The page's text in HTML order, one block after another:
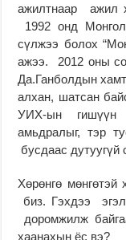
ажилтнаар ажил
1992 онд
сүлжээ болох
ажээ. 2012 оны
Да.Ганболдын
алхан, шатсан
УИХ-ын гишүүн
амьдралыг, тэр
бусдаас дутуугүй
Хөрөнгө
биз. Гэхдээ
доромжилж
хаанахын ёс вэ?